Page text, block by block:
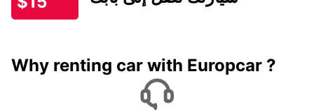
Why renting car with Europcar ?